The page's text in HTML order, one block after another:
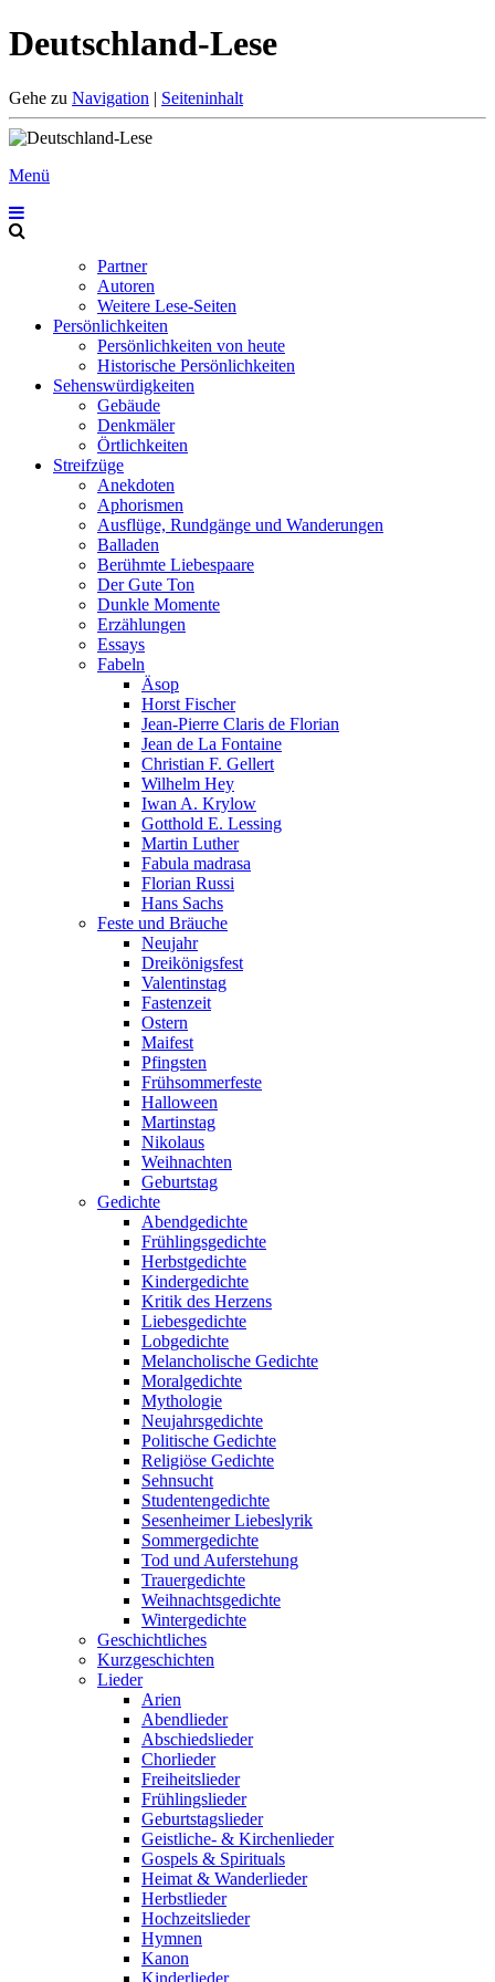
Deutschland-Lese
Gehe zu Navigation | Seiteninhalt
Menü
Partner
Autoren
Weitere Lese-Seiten
Persönlichkeiten
Persönlichkeiten von heute
Historische Persönlichkeiten
Sehenswürdigkeiten
Gebäude
Denkmäler
Örtlichkeiten
Streifzüge
Anekdoten
Aphorismen
Ausflüge, Rundgänge und Wanderungen
Balladen
Berühmte Liebespaare
Der Gute Ton
Dunkle Momente
Erzählungen
Essays
Fabeln
Äsop
Horst Fischer
Jean-Pierre Claris de Florian
Jean de La Fontaine
Christian F. Gellert
Wilhelm Hey
Iwan A. Krylow
Gotthold E. Lessing
Martin Luther
Fabula madrasa
Florian Russi
Hans Sachs
Feste und Bräuche
Neujahr
Dreikönigsfest
Valentinstag
Fastenzeit
Ostern
Maifest
Pfingsten
Frühsommerfeste
Halloween
Martinstag
Nikolaus
Weihnachten
Geburtstag
Gedichte
Abendgedichte
Frühlingsgedichte
Herbstgedichte
Kindergedichte
Kritik des Herzens
Liebesgedichte
Lobgedichte
Melancholische Gedichte
Moralgedichte
Mythologie
Neujahrsgedichte
Politische Gedichte
Religiöse Gedichte
Sehnsucht
Studentengedichte
Sesenheimer Liebeslyrik
Sommergedichte
Tod und Auferstehung
Trauergedichte
Weihnachtsgedichte
Wintergedichte
Geschichtliches
Kurzgeschichten
Lieder
Arien
Abendlieder
Abschiedslieder
Chorlieder
Freiheitslieder
Frühlingslieder
Geburtstagslieder
Geistliche- & Kirchenlieder
Gospels & Spirituals
Heimat & Wanderlieder
Herbstlieder
Hochzeitslieder
Hymnen
Kanon
Kinderlieder